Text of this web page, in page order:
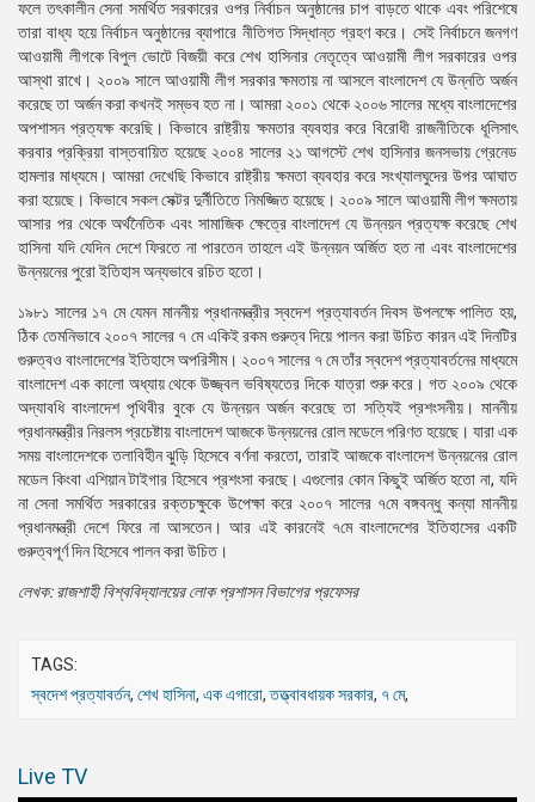
ফলে তৎকালীন সেনা সমর্থিত সরকারের ওপর নির্বাচন অনুষ্ঠানের চাপ বাড়তে থাকে এবং পরিশেষে
তারা বাধ্য হয়ে নির্বাচন অনুষ্ঠানের ব্যাপারে নীতিগত সিদ্ধান্ত গ্রহণ করে। সেই নির্বাচনে জনগণ
আওয়ামী লীগকে বিপুল ভোটে বিজয়ী করে শেখ হাসিনার নেতৃত্বে আওয়ামী লীগ সরকারের ওপর
আস্থা রাখে। ২০০৯ সালে আওয়ামী লীগ সরকার ক্ষমতায় না আসলে বাংলাদেশ যে উন্নতি অর্জন
করেছে তা অর্জন করা কখনই সম্ভব হত না। আমরা ২০০১ থেকে ২০০৬ সালের মধ্যে বাংলাদেশের
অপশাসন প্রত্যক্ষ করেছি। কিভাবে রাষ্ট্রীয় ক্ষমতার ব্যবহার করে বিরোধী রাজনীতিকে ধূলিসাৎ
করবার প্রক্রিয়া বাস্তবায়িত হয়েছে ২০০৪ সালের ২১ আগস্টে শেখ হাসিনার জনসভায় গ্রেনেড
হামলার মাধ্যমে। আমরা দেখেছি কিভাবে রাষ্ট্রীয় ক্ষমতা ব্যবহার করে সংখ্যালঘুদের উপর আঘাত
করা হয়েছে। কিভাবে সকল সেক্টর দুর্নীতিতে নিমজ্জিত হয়েছে। ২০০৯ সালে আওয়ামী লীগ ক্ষমতায়
আসার পর থেকে অর্থনৈতিক এবং সামাজিক ক্ষেত্রে বাংলাদেশ যে উন্নয়ন প্রত্যক্ষ করেছে শেখ
হাসিনা যদি যেদিন দেশে ফিরতে না পারতেন তাহলে এই উন্নয়ন অর্জিত হত না এবং বাংলাদেশের
উন্নয়নের পুরো ইতিহাস অন্যভাবে রচিত হতো।
১৯৮১ সালের ১৭ মে যেমন মাননীয় প্রধানমন্ত্রীর স্বদেশ প্রত্যাবর্তন দিবস উপলক্ষে পালিত হয়,
ঠিক তেমনিভাবে ২০০৭ সালের ৭ মে একিই রকম গুরুত্ব দিয়ে পালন করা উচিত কারন এই দিনটির
গুরুত্বও বাংলাদেশের ইতিহাসে অপরিসীম। ২০০৭ সালের ৭ মে তাঁর স্বদেশ প্রত্যাবর্তনের মাধ্যমে
বাংলাদেশ এক কালো অধ্যায় থেকে উজ্জ্বল ভবিষ্যতের দিকে যাত্রা শুরু করে। গত ২০০৯ থেকে
অদ্যাবধি বাংলাদেশ পৃথিবীর বুকে যে উন্নয়ন অর্জন করেছে তা সত্যিই প্রশংসনীয়। মাননীয়
প্রধানমন্ত্রীর নিরলস প্রচেষ্টায় বাংলাদেশ আজকে উন্নয়নের রোল মডেলে পরিণত হয়েছে। যারা এক
সময় বাংলাদেশকে তলাবিহীন ঝুড়ি হিসেবে বর্ণনা করতো, তারাই আজকে বাংলাদেশ উন্নয়নের রোল
মডেল কিংবা এশিয়ান টাইগার হিসেবে প্রশংসা করছে। এগুলোর কোন কিছুই অর্জিত হতো না, যদি
না সেনা সমর্থিত সরকারের রক্তচক্ষুকে উপেক্ষা করে ২০০৭ সালের ৭মে বঙ্গবন্ধু কন্যা মাননীয়
প্রধানমন্ত্রী দেশে ফিরে না আসতেন। আর এই কারনেই ৭মে বাংলাদেশের ইতিহাসের একটি
গুরুত্বপূর্ণ দিন হিসেবে পালন করা উচিত।
লেখক: রাজশাহী বিশ্ববিদ্যালয়ের লোক প্রশাসন বিভাগের প্রফেসর
TAGS:
স্বদেশ প্রত্যাবর্তন, শেখ হাসিনা, এক এগারো,তত্ত্বাবধায়ক সরকার, ৭ মে,
Live TV